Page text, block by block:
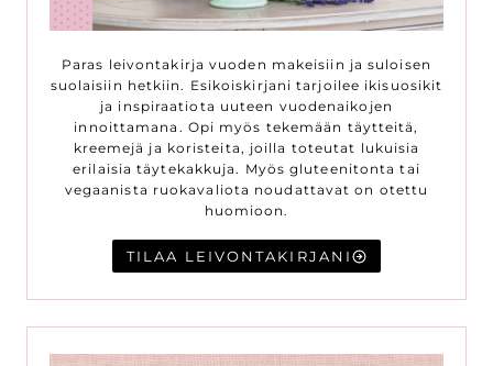
Paras leivontakirja vuoden makeisiin ja suloisen
suolaisiin hetkiin. Esikoiskirjani tarjoilee ikisuosikit
ja inspiraatiota uuteen vuodenaikojen
innoittamana. Opi myös tekemään täytteitä,
kreemejä ja koristeita, joilla toteutat lukuisia
erilaisia täytekakkuja. Myös gluteenitonta tai
vegaanista ruokavaliota noudattavat on otettu
huomioon.
TILAA LEIVONTAKIRJANI